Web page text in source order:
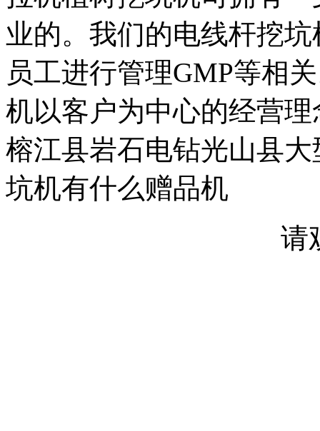
业的。我们的电线杆挖
员工进行管理GMP等相
机以客户为中心的经营
榕江县岩石电钻光山县
坑机有什么赠品机
请